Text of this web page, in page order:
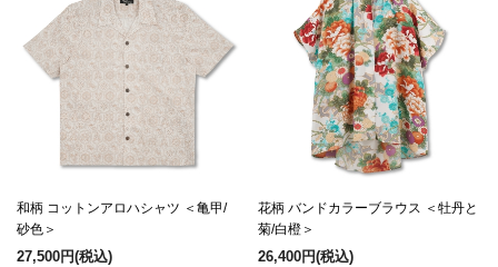
和柄 コットンアロハシャツ ＜亀甲/
砂色＞
27,500円(税込)
花柄 バンドカラーブラウス ＜牡丹と
菊/白橙＞
26,400円(税込)